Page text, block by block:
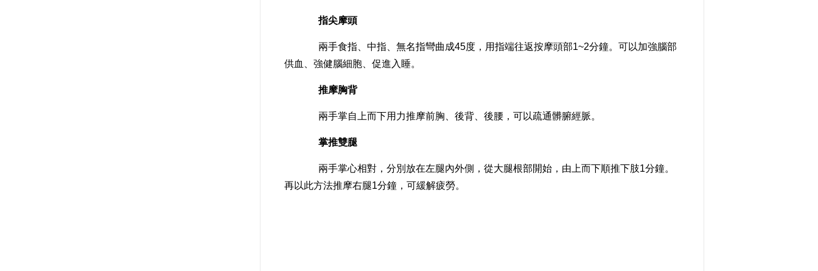
指尖摩頭
兩手食指、中指、無名指彎曲成45度，用指端往返按摩頭部1~2分鐘。可以加強腦部
供血、強健腦細胞、促進入睡。
推摩胸背
兩手掌自上而下用力推摩前胸、後背、後腰，可以疏通髒腑經脈。
掌推雙腿
兩手掌心相對，分別放在左腿內外側，從大腿根部開始，由上而下順推下肢1分鐘。
再以此方法推摩右腿1分鐘，可緩解疲勞。